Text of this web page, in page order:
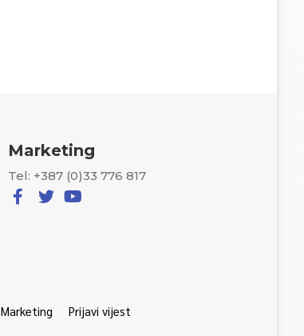
Marketing
Tel: +387 (0)33 776 817
Marketing Prijavi vijest